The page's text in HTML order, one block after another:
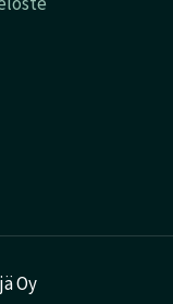
Oy